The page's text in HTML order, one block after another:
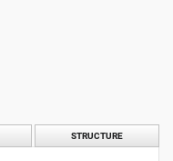
STRUCTURE